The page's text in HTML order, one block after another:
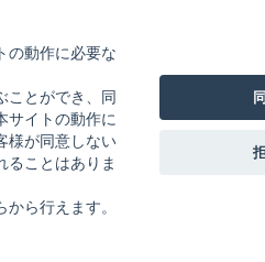
修理などについ
リコーイメージ
の動作に必要な
ことができ、同
サイトの動作に
様が同意しない
ることはありま
ら行えます。